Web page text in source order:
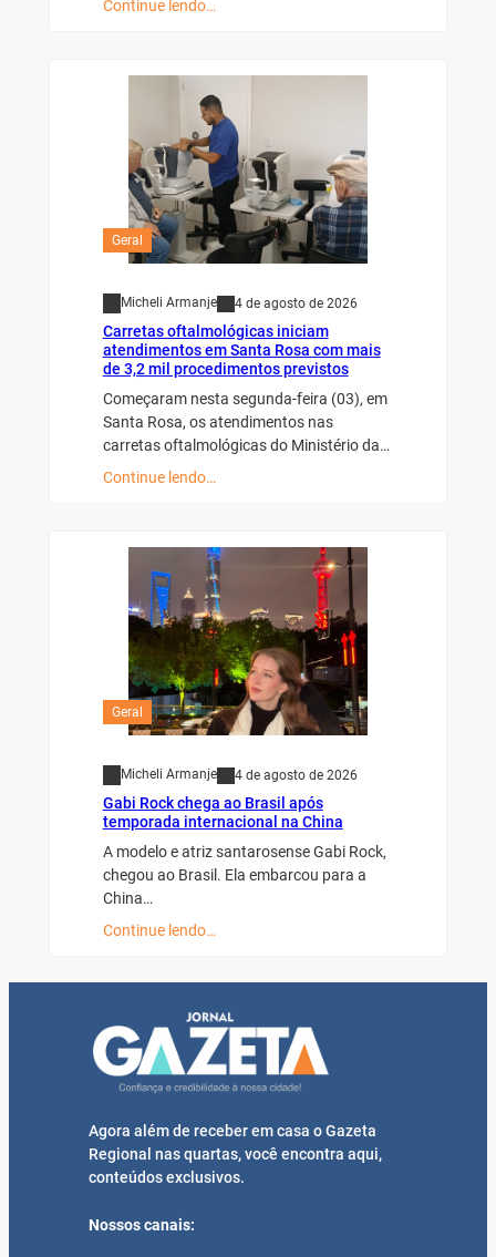
Continue lendo…
Geral
Micheli Armanje 4 de agosto de 2026
Carretas oftalmológicas iniciam
atendimentos em Santa Rosa com mais
de 3,2 mil procedimentos previstos
Começaram nesta segunda-feira (03), em
Santa Rosa, os atendimentos nas
carretas oftalmológicas do Ministério da…
Continue lendo…
Geral
Micheli Armanje 4 de agosto de 2026
Gabi Rock chega ao Brasil após
temporada internacional na China
A modelo e atriz santarosense Gabi Rock,
chegou ao Brasil. Ela embarcou para a
China…
Continue lendo…
Agora além de receber em casa o Gazeta
Regional nas quartas, você encontra aqui,
conteúdos exclusivos.
Nossos canais: